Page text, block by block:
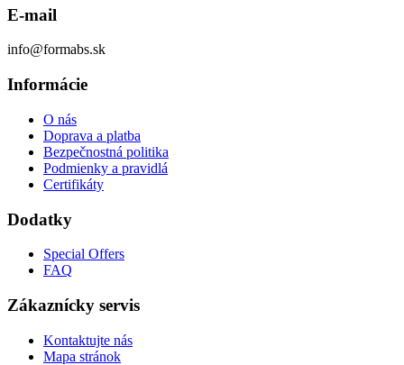
E-mail
info@formabs.sk
Informácie
O nás
Doprava a platba
Bezpečnostná politika
Podmienky a pravidlá
Certifikáty
Dodatky
Special Offers
FAQ
Zákaznícky servis
Kontaktujte nás
Mapa stránok